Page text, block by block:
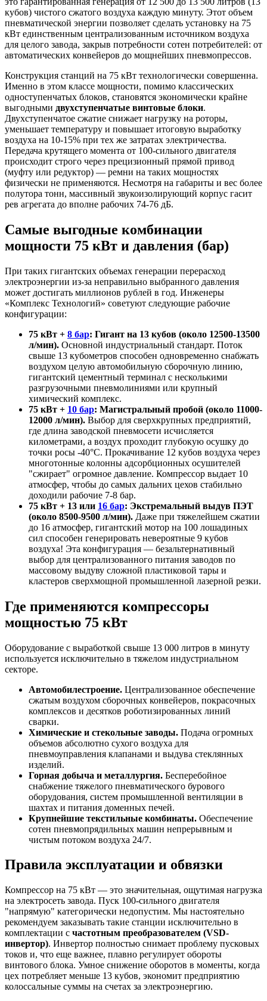
кубов) чистого сжатого воздуха каждую минуту. Этот объем
пневматической энергии позволяет сделать установку на 75
кВт единственным централизованным источником воздуха
для целого завода, закрыв потребности сотен потребителей: от
автоматических конвейеров до мощнейших пневмопрессов.
Конструкция станций на 75 кВт технологически совершенна.
Именно в этом классе мощности, помимо классических
одноступенчатых блоков, становятся экономически крайне
выгодными двухступенчатые винтовые блоки.
Двухступенчатое сжатие снижает нагрузку на роторы,
уменьшает температуру и повышает итоговую выработку
воздуха на 10-15% при тех же затратах электричества.
Передача крутящего момента от 100-сильного двигателя
происходит строго через прецизионный прямой привод
(муфту или редуктор) — ремни на таких мощностях
физически не применяются. Несмотря на габариты и вес более
полутора тонн, массивный звукоизолирующий корпус гасит
рев агрегата до вполне рабочих 74-76 дБ.
Самые выгодные комбинации
мощности 75 кВт и давления (бар)
При таких гигантских объемах генерации перерасход
электроэнергии из-за неправильно выбранного давления
может достигать миллионов рублей в год. Инженеры
«Комплекс Технологий» советуют следующие рабочие
конфигурации:
75 кВт + 8 бар: Гигант на 13 кубов (около 12500-13500
л/мин). Основной индустриальный стандарт. Поток
свыше 13 кубометров способен одновременно снабжать
воздухом целую автомобильную сборочную линию,
гигантский цементный терминал с несколькими
разгрузочными пневмолиниями или крупный
химический комплекс.
75 кВт + 10 бар: Магистральный пробой (около 11000-
12000 л/мин). Выбор для сверхкрупных предприятий,
где длина заводской пневмосети исчисляется
километрами, а воздух проходит глубокую осушку до
точки росы -40°C. Прокачивание 12 кубов воздуха через
многотонные колонны адсорбционных осушителей
"сжирает" огромное давление. Компрессор выдает 10
атмосфер, чтобы до самых дальних цехов стабильно
доходили рабочие 7-8 бар.
75 кВт + 13 или 16 бар: Экстремальный выдув ПЭТ
(около 8500-9500 л/мин). Даже при тяжелейшем сжатии
до 16 атмосфер, гигантский мотор на 100 лошадиных
сил способен генерировать невероятные 9 кубов
воздуха! Эта конфигурация — безальтернативный
выбор для централизованного питания заводов по
массовому выдуву сложной пластиковой тары и
кластеров сверхмощной промышленной лазерной резки.
Где применяются компрессоры
мощностью 75 кВт
Оборудование с выработкой свыше 13 000 литров в минуту
используется исключительно в тяжелом индустриальном
секторе.
Автомобилестроение. Централизованное обеспечение
сжатым воздухом сборочных конвейеров, покрасочных
комплексов и десятков роботизированных линий
сварки.
Химические и стекольные заводы. Подача огромных
объемов абсолютно сухого воздуха для
пневмоуправления клапанами и выдува стеклянных
изделий.
Горная добыча и металлургия. Бесперебойное
снабжение тяжелого пневматического бурового
оборудования, систем промышленной вентиляции в
шахтах и питания доменных печей.
Крупнейшие текстильные комбинаты. Обеспечение
сотен пневмопрядильных машин непрерывным и
чистым потоком воздуха 24/7.
Правила эксплуатации и обвязки
Компрессор на 75 кВт — это значительная, ощутимая нагрузка
на электросеть завода. Пуск 100-сильного двигателя
"напрямую" категорически недопустим. Мы настоятельно
рекомендуем заказывать такие станции исключительно в
комплектации с частотным преобразователем (VSD-
инвертор). Инвертор полностью снимает проблему пусковых
токов и, что еще важнее, плавно регулирует обороты
винтового блока. Умное снижение оборотов в моменты, когда
цех потребляет меньше 13 кубов, экономит предприятию
колоссальные суммы на счетах за электроэнергию.